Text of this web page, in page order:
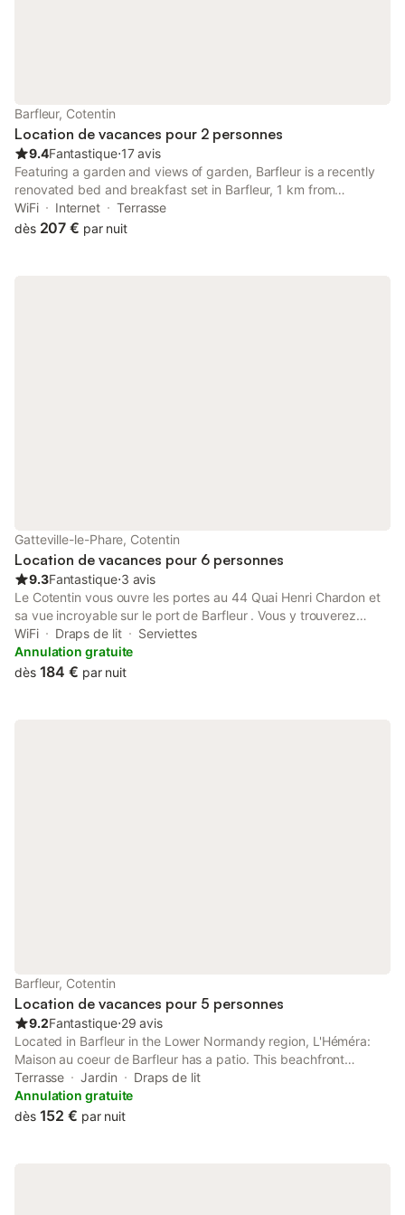
Barfleur, Cotentin
Location de vacances pour 2 personnes
9.4Fantastique⋅17 avis
Featuring a garden and views of garden, Barfleur is a recently
renovated bed and breakfast set in Barfleur, 1 km from
Sambière Beach.
WiFi Internet
Terrasse
dès 207 € par nuit
Gatteville-le-Phare, Cotentin
Location de vacances pour 6 personnes
9.3Fantastique⋅3 avis
Le Cotentin vous ouvre les portes au 44 Quai Henri Chardon et
sa vue incroyable sur le port de Barfleur . Vous y trouverez
quiétude, air marin, promenades, visites et tous les côtés
agréables d’une petite maison en pierres (3 chambre) du pays
nouvellement aménagée.
WiFi Draps de lit
Serviettes
Annulation gratuite
dès 184 € par nuit
Barfleur, Cotentin
Location de vacances pour 5 personnes
9.2Fantastique⋅29 avis
Located in Barfleur in the Lower Normandy region, L'Héméra:
Maison au coeur de Barfleur has a patio. This beachfront
property offers access to a terrace. The property is non-
smoking and is set 1 km from Sambière Beach.
Terrasse Jardin
Draps de lit
Annulation gratuite
dès 152 € par nuit